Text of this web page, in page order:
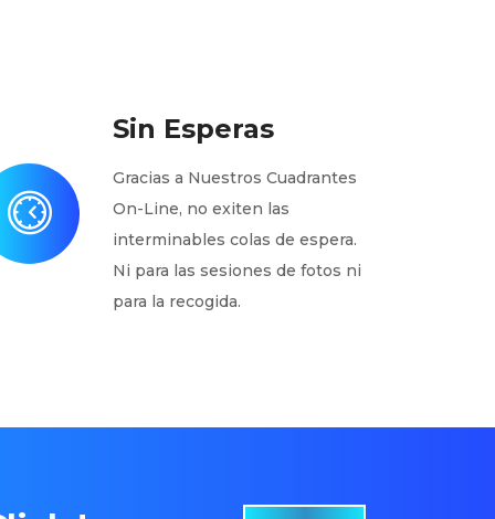
Sin Esperas
Gracias a Nuestros Cuadrantes
On-Line, no exiten las
interminables colas de espera.
Ni para las sesiones de fotos ni
para la recogida.